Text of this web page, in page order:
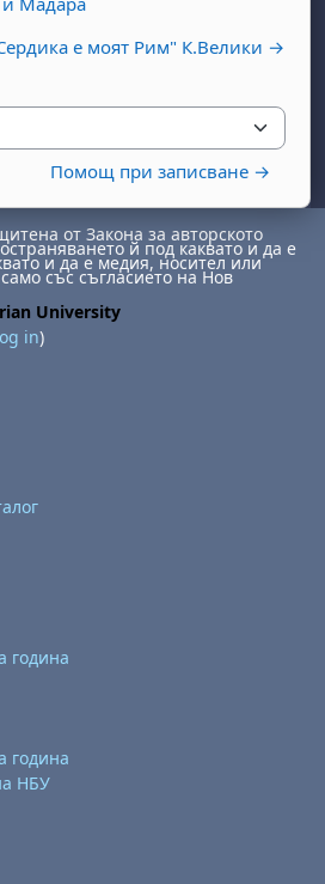
е моят Рим" К.Велики →
Помощ при записване →
от Закона за авторското
й под каквато и да е
и да е медия, носител или
със съгласието на Нов
University
in)
година
година
НБУ